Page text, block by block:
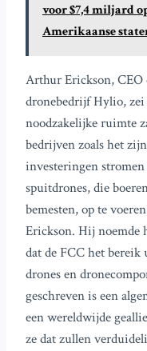
voor $7,4 miljard
Amerikaanse
Arthur Erickson, CEO
dronebedrijf Hylio,
noodzakelijke ruimte
bedrijven zoals het
investeringen
spuitdrones, die
bemesten, op te
Erickson. Hij noemde
dat de FCC het
drones en
geschreven is een
een wereldwijde
ze dat zullen